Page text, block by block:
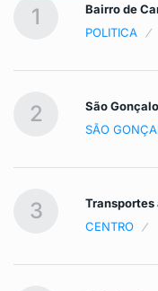
1
Bairro de
POLITICA
2
São
SÃO
3
CENTRO